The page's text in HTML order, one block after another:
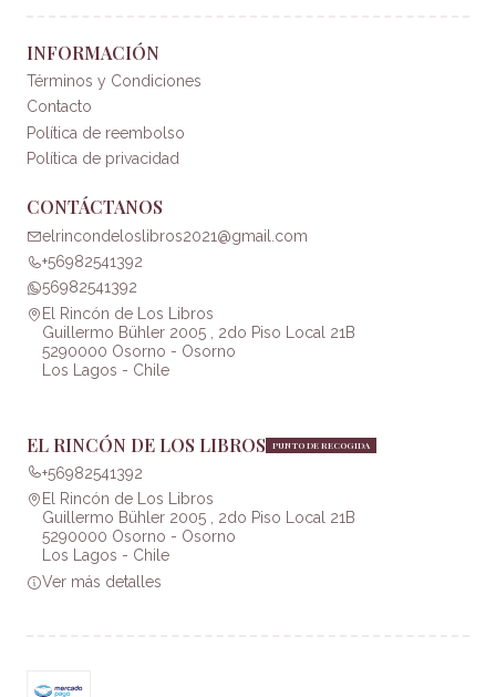
INFORMACIÓN
Términos y Condiciones
Contacto
Política de reembolso
Política de privacidad
CONTÁCTANOS
elrincondeloslibros2021@gmail.com
+56982541392
56982541392
El Rincón de Los Libros
Guillermo Bühler 2005 , 2do Piso Local 21B
5290000 Osorno - Osorno
Los Lagos - Chile
EL RINCÓN DE LOS LIBROS PUNTO DE RECOGIDA
+56982541392
El Rincón de Los Libros
Guillermo Bühler 2005 , 2do Piso Local 21B
5290000 Osorno - Osorno
Los Lagos - Chile
Ver más detalles